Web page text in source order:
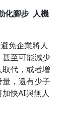
化腳步 人機
免企業將人
至可能減少
代，或者增
，還有少子
快AI與無人